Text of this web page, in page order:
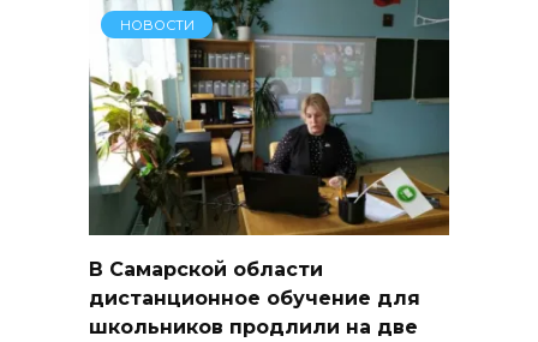
НОВОСТИ
В Самарской области
дистанционное обучение для
школьников продлили на две